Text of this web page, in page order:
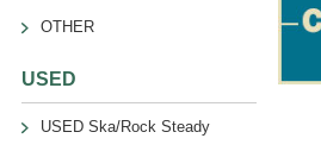
OTHER
USED
USED Ska/Rock Steady